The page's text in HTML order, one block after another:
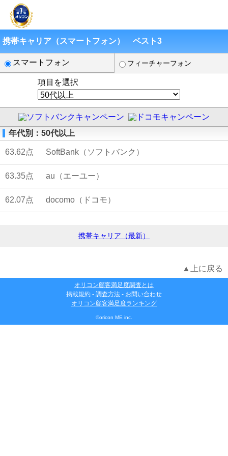
携帯キャリア（スマートフォン） ベスト3
スマートフォン フィーチャーフォン
項目を選択
年代別：50代以上
63.62点 SoftBank（ソフトバンク）
63.35点 au（エーユー）
62.07点 docomo（ドコモ）
携帯キャリア（最新）
▲上に戻る
オリコン顧客満足度調査とは
掲載規約 - 調査方法 - お問い合わせ
オリコン顧客満足度ランキング
©oricon ME inc.